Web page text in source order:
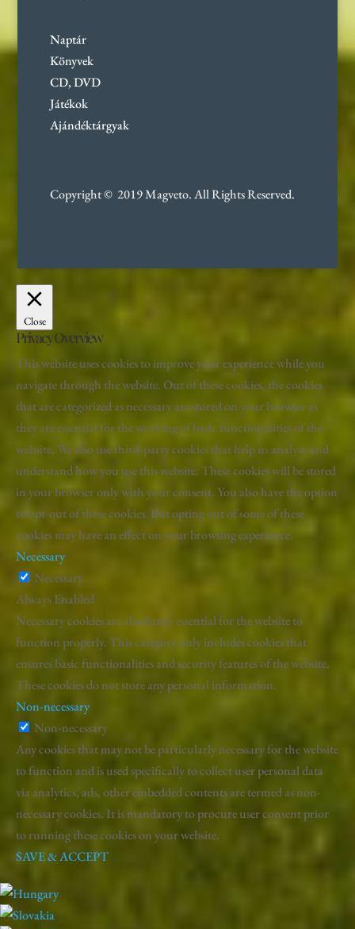
Naptár
Könyvek
CD, DVD
Játékok
Ajándéktárgyak
Copyright © 2019 Magveto. All Rights Reserved.
Close
Privacy Overview
This website uses cookies to improve your experience while you
navigate through the website. Out of these cookies, the cookies
that are categorized as necessary are stored on your browser as
they are essential for the working of basic functionalities of the
website. We also use third-party cookies that help us analyze and
understand how you use this website. These cookies will be stored
in your browser only with your consent. You also have the option
to opt-out of these cookies. But opting out of some of these
cookies may have an effect on your browsing experience.
Necessary
Necessary
Always Enabled
Necessary cookies are absolutely essential for the website to
function properly. This category only includes cookies that
ensures basic functionalities and security features of the website.
These cookies do not store any personal information.
Non-necessary
Non-necessary
Any cookies that may not be particularly necessary for the website
to function and is used specifically to collect user personal data
via analytics, ads, other embedded contents are termed as non-
necessary cookies. It is mandatory to procure user consent prior
to running these cookies on your website.
SAVE & ACCEPT